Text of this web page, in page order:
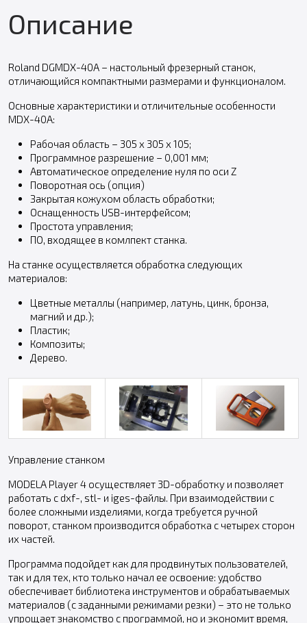
Описание
Roland DGMDX-40A – настольный фрезерный станок,
отличающийся компактными размерами и функционалом.
Основные характеристики и отличительные особенности
MDX-40A:
Рабочая область – 305 x 305 x 105;
Программное разрешение – 0,001 мм;
Автоматическое определение нуля по оси Z
Поворотная ось (опция)
Закрытая кожухом область обработки;
Оснащенность USB-интерфейсом;
Простота управления;
ПО, входящее в комлпект станка.
На станке осуществляется обработка следующих
материалов:
Цветные металлы (например, латунь, цинк, бронза,
магний и др.);
Пластик;
Композиты;
Дерево.
Управление станком
MODELA Player 4 осуществляет 3D-обработку и позволяет
работать с dxf-, stl- и iges-файлы. При взаимодействии с
более сложными изделиями, когда требуется ручной
поворот, станком производится обработка с четырех сторон
их частей.
Программа подойдет как для продвинутых пользователей,
так и для тех, кто только начал ее освоение: удобство
обеспечивает библиотека инструментов и обрабатываемых
материалов (с заданными режимами резки) – это не только
упрощает знакомство с программой, но и экономит время,